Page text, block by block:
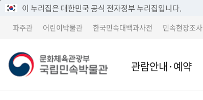
메본
이 누리집은 대한민국 공식 전자정부 누리집입니다.
파주관 어린이박물관 한국민속대백과사전 민속현장조사
문 관람안내·예약